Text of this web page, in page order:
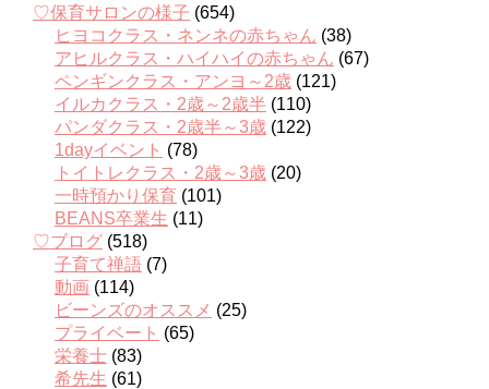
♡保育サロンの様子 (654)
ヒヨコクラス・ネンネの赤ちゃん (38)
アヒルクラス・ハイハイの赤ちゃん (67)
ペンギンクラス・アンヨ～2歳 (121)
イルカクラス・2歳～2歳半 (110)
パンダクラス・2歳半～3歳 (122)
1dayイベント (78)
トイトレクラス・2歳～3歳 (20)
一時預かり保育 (101)
BEANS卒業生 (11)
♡ブログ (518)
子育て禅語 (7)
動画 (114)
ビーンズのオススメ (25)
プライベート (65)
栄養士 (83)
希先生 (61)